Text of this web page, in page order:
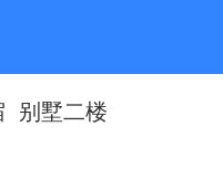
别墅二楼